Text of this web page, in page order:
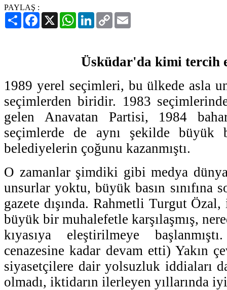
PAYLAŞ :
PaylaşFacebook
X WhatsAppLinkedIn
Copy
Link
Üsküdar'da kimi tercih
1989 yerel seçimleri, bu ülkede asla
seçimlerden biridir. 1983
gelen Anavatan Partisi, 1984
seçimlerde de aynı şekilde büyük
belediyelerin çoğunu kazanmıştı.
O zamanlar şimdiki gibi medya
unsurlar yoktu, büyük basın sınıfına
gazete dışında. Rahmetli Turgut
büyük bir muhalefetle karşılaşmış,
kıyasıya eleştirilmeye
cenazesine kadar devam etti) Yakın
siyasetçilere dair yolsuzluk iddiaları
olmadı, iktidarın ilerleyen yıllarında